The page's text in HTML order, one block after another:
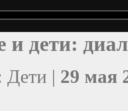
и дети:
Дети | 29 мая